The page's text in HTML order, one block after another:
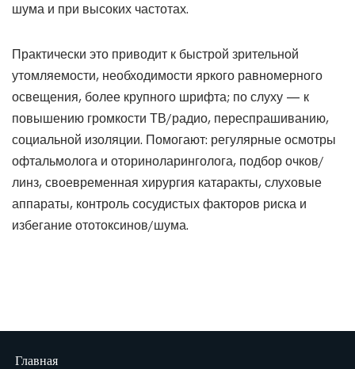
шума и при высоких частотах.
Практически это приводит к быстрой зрительной
утомляемости, необходимости яркого равномерного
освещения, более крупного шрифта; по слуху — к
повышению громкости ТВ/радио, переспрашиванию,
социальной изоляции. Помогают: регулярные осмотры
офтальмолога и оториноларинголога, подбор очков/
линз, своевременная хирургия катаракты, слуховые
аппараты, контроль сосудистых факторов риска и
избегание ототоксинов/шума.
Главная